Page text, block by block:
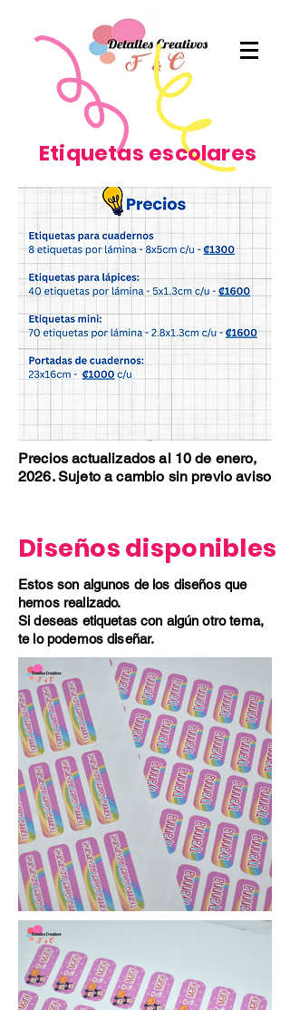
Etiquetas escolares
Precios actualizados al 10 de enero,
2026. Sujeto a cambio sin previo aviso
Diseños disponibles
Estos son algunos de los diseños que
hemos realizado.
Si deseas etiquetas con algún otro tema,
te lo podemos diseñar.